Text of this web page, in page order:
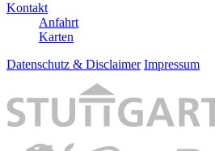
Kontakt
Anfahrt
Karten
Datenschutz & Disclaimer Impressum